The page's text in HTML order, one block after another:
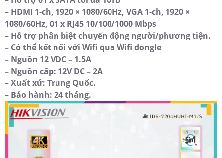
– HDMI 1-ch, 1920 × 1080/60Hz, VGA 1-ch, 1920 ×
1080/60Hz, 01 x RJ45 10/100/1000 Mbps
– Hỗ trợ phân biệt chuyển động người/phương tiện.
– Có thể kết nối với Wifi qua Wifi dongle
– Nguồn 12 VDC – 1.5A
– Nguồn cấp: 12V DC – 2A
– Xuất xứ: Trung Quốc.
– Bảo hành: 24 tháng.​